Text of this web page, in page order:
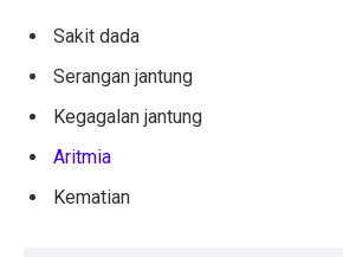
Sakit dada
Serangan jantung
Kegagalan jantung
Aritmia
Kematian